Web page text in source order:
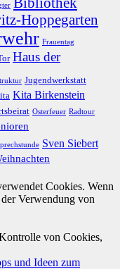
Hoppegarten
Frauentag
Haus der
Jugendwerkstatt
Kita Birkenstein
Osterfeuer Radtour
Sven Siebert
Cookies. Wenn
Verwendung von
von Cookies,
und Ideen zum